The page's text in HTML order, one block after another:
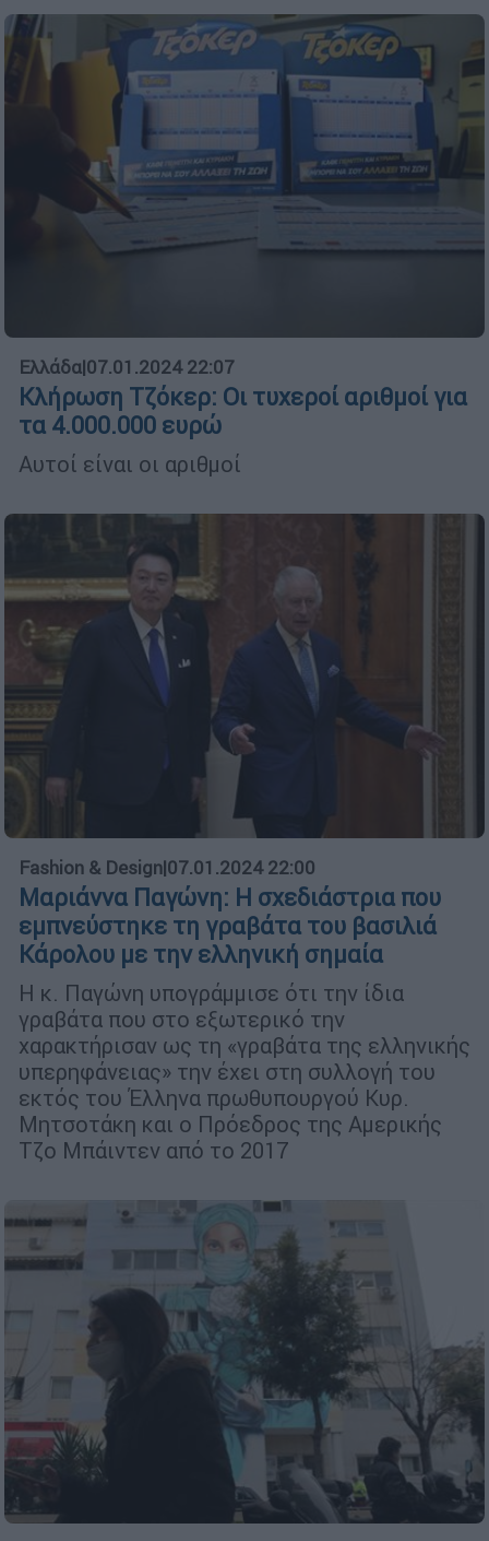
Ελλάδα|07.01.2024 22:07
Κλήρωση Τζόκερ: Οι τυχεροί αριθμοί για
τα 4.000.000 ευρώ
Αυτοί είναι οι αριθμοί
Fashion & Design|07.01.2024 22:00
Μαριάννα Παγώνη: Η σχεδιάστρια που
εμπνεύστηκε τη γραβάτα του βασιλιά
Κάρολου με την ελληνική σημαία
Η κ. Παγώνη υπογράμμισε ότι την ίδια
γραβάτα που στο εξωτερικό την
χαρακτήρισαν ως τη «γραβάτα της ελληνικής
υπερηφάνειας» την έχει στη συλλογή του
εκτός του Έλληνα πρωθυπουργού Κυρ.
Μητσοτάκη και ο Πρόεδρος της Αμερικής
Τζο Μπάιντεν από το 2017